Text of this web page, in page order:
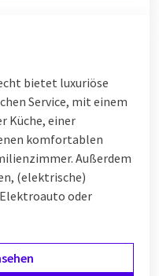
bietet luxuriöse
Service, mit einem
Küche, einer
komfortablen
Außerdem
(elektrische)
oder